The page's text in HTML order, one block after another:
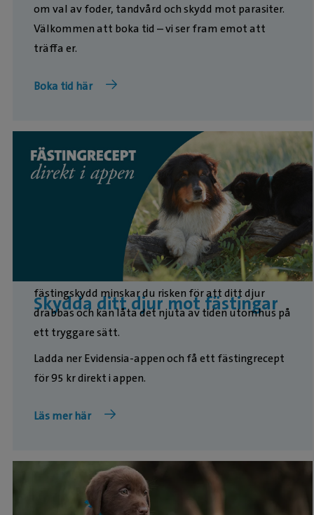
om val av foder, tandvård och skydd mot parasiter.
Välkommen att boka tid – vi ser fram emot att
träffa er.
Boka tid här
Skydda ditt djur mot fästingar
Fästingbett kan sprida sjukdomar, och därför är det
viktigt att skydda din hund eller katt. Med rätt
fästingskydd minskar du risken för att ditt djur
drabbas och kan låta det njuta av tiden utomhus på
ett tryggare sätt.
Ladda ner Evidensia-appen och få ett fästingrecept
för 95 kr direkt i appen.
Läs mer här